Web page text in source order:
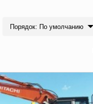
Порядок: По умолчанию